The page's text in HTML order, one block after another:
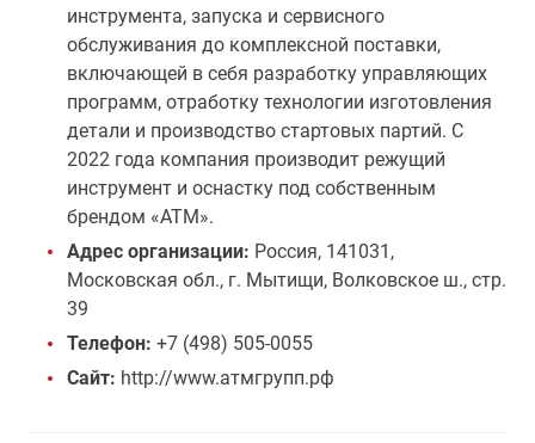
инструмента, запуска и сервисного
обслуживания до комплексной поставки,
включающей в себя разработку управляющих
программ, отработку технологии изготовления
детали и производство стартовых партий. C
2022 года компания производит режущий
инструмент и оснастку под собственным
брендом «АТМ».
Адрес организации: Россия, 141031,
Московская обл., г. Мытищи, Волковское ш., стр.
39
Телефон: +7 (498) 505-0055
Сайт: http://www.атмгрупп.рф